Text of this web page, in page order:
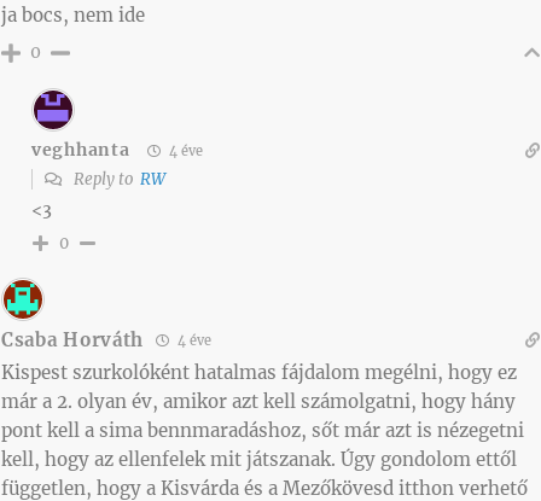
ja bocs, nem ide
0
veghhanta 4 éve
Reply to RW
<3
0
Csaba Horváth 4 éve
Kispest szurkolóként hatalmas fájdalom megélni, hogy ez
már a 2. olyan év, amikor azt kell számolgatni, hogy hány
pont kell a sima bennmaradáshoz, sőt már azt is nézegetni
kell, hogy az ellenfelek mit játszanak. Úgy gondolom ettől
független, hogy a Kisvárda és a Mezőkövesd itthon verhető